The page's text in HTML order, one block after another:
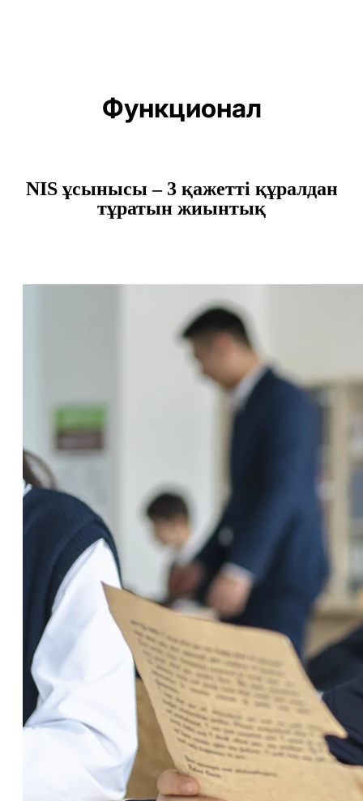
Функционал
NIS ұсынысы – 3 қажетті құралдан
тұратын жиынтық